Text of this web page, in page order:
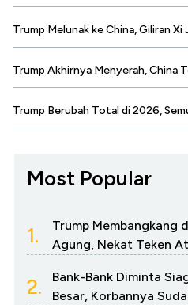
Trump Melunak ke China, Giliran Xi
Trump Akhirnya Menyerah, China
Trump Berubah Total di 2026,
Most Popular
1.
Trump Membangkang
Agung, Nekat Teken
2.
Bank-Bank Diminta
Besar, Korbannya